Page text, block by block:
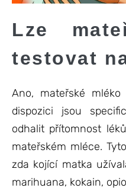
Lze
testovat
Ano, mateřské
dispozici jsou
odhalit přítomnost
mateřském mléce.
zda kojící matka
marihuana, kokain,